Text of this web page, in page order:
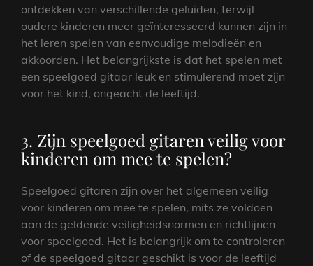
ontdekken van verschillende geluiden, terwijl
oudere kinderen meer geïnteresseerd kunnen zijn in
het leren spelen van eenvoudige melodieën en
akkoorden. Het belangrijkste is dat het spelen met
een speelgoed gitaar leuk en stimulerend moet zijn
voor het kind, ongeacht de leeftijd.
3. Zijn speelgoed gitaren veilig voor
kinderen om mee te spelen?
Speelgoed gitaren zijn over het algemeen veilig
voor kinderen om mee te spelen, mits ze voldoen
aan de geldende veiligheidsnormen en richtlijnen
voor speelgoed. Het is belangrijk om te controleren
of de speelgoed gitaar geschikt is voor de leeftijd